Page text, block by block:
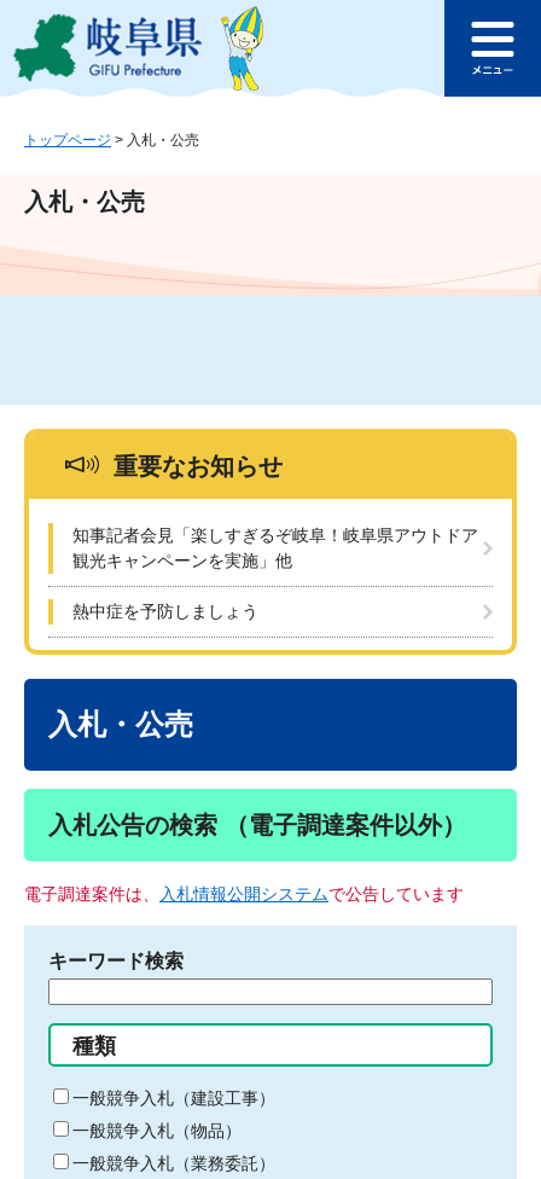
ジ
ュ
文
このページの本文へ
ュ
トップページ > 入札・公売
入札・公売
重要なお知らせ
知事記者会見「楽しすぎるぞ岐阜！岐阜県アウトドア
観光キャンペーンを実施」他
熱中症を予防しましょう
入札・公売
入札公告の検索 （電子調達案件以外）
電子調達案件は、 入札情報公開システムで公告しています
キーワード検索
る
キ
ー
ワ
ー
種類
一般競争入札（建設工事）
一般競争入札（物品）
一般競争入札（業務委託）